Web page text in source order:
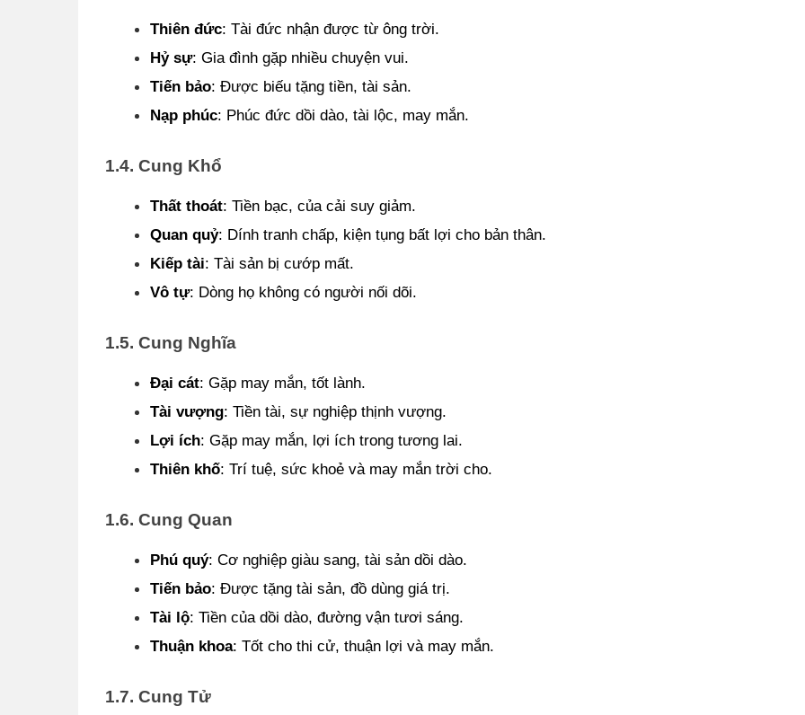
Thiên đức: Tài đức nhận được từ ông trời.
Hỷ sự: Gia đình gặp nhiều chuyện vui.
Tiến bảo: Được biếu tặng tiền, tài sản.
Nạp phúc: Phúc đức dồi dào, tài lộc, may mắn.
1.4. Cung Khổ
Thất thoát: Tiền bạc, của cải suy giảm.
Quan quỷ: Dính tranh chấp, kiện tụng bất lợi cho bản thân.
Kiếp tài: Tài sản bị cướp mất.
Vô tự: Dòng họ không có người nối dõi.
1.5. Cung Nghĩa
Đại cát: Gặp may mắn, tốt lành.
Tài vượng: Tiền tài, sự nghiệp thịnh vượng.
Lợi ích: Gặp may mắn, lợi ích trong tương lai.
Thiên khố: Trí tuệ, sức khoẻ và may mắn trời cho.
1.6. Cung Quan
Phú quý: Cơ nghiệp giàu sang, tài sản dồi dào.
Tiến bảo: Được tặng tài sản, đồ dùng giá trị.
Tài lộ: Tiền của dồi dào, đường vận tươi sáng.
Thuận khoa: Tốt cho thi cử, thuận lợi và may mắn.
1.7. Cung Tử